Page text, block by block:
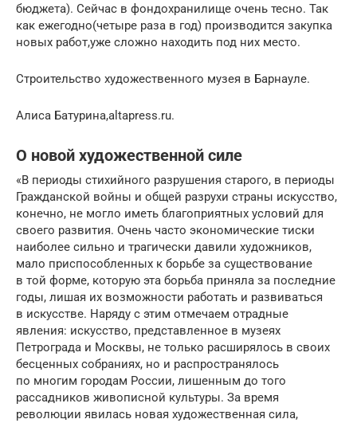
бюджета). Сейчас в фондохранилище очень тесно. Так
как ежегодно(четыре раза в год) производится закупка
новых работ,уже сложно находить под них место.
Строительство художественного музея в Барнауле.
Алиса Батурина,altapress.ru.
О новой художественной силе
«В периоды стихийного разрушения старого, в периоды
Гражданской войны и об­щей разрухи страны искусство,
конечно, не могло иметь благоприятных условий для
своего развития. Очень часто экономические тиски
наиболее сильно и трагически давили художников,
мало приспособленных к борьбе за существование
в той форме, которую эта борьба приняла за последние
годы, лишая их возможности работать и развиваться
в искусстве. Наряду с этим отмечаем отрадные
явления: искусство, представлен­ное в музеях
Петрограда и Москвы, не только расширялось в своих
бесценных собраниях, но и рас­про­странялось
по многим городам России, лишенным до того
рассадников живо­писной культуры. За время
революции явилась новая художественная сила,